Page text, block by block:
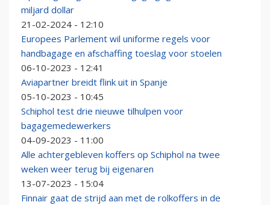
miljard dollar
21-02-2024 - 12:10
Europees Parlement wil uniforme regels voor
handbagage en afschaffing toeslag voor stoelen
06-10-2023 - 12:41
Aviapartner breidt flink uit in Spanje
05-10-2023 - 10:45
Schiphol test drie nieuwe tilhulpen voor
bagagemedewerkers
04-09-2023 - 11:00
Alle achtergebleven koffers op Schiphol na twee
weken weer terug bij eigenaren
13-07-2023 - 15:04
Finnair gaat de strijd aan met de rolkoffers in de